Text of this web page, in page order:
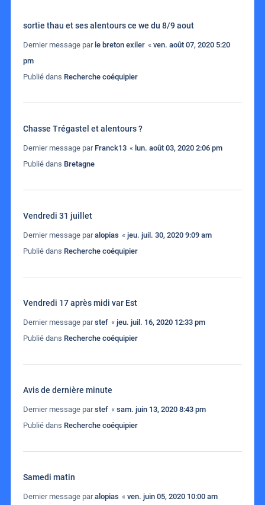
sortie thau et ses alentours ce we du 8/9 aout
Dernier message par le breton exiler « ven. août 07, 2020 5:20
pm
Publié dans Recherche coéquipier
Chasse Trégastel et alentours ?
Dernier message par Franck13 « lun. août 03, 2020 2:06 pm
Publié dans Bretagne
Vendredi 31 juillet
Dernier message paralopias « jeu. juil. 30, 2020 9:09 am
Publié dans Recherche coéquipier
Vendredi 17 après midi var Est
Dernier message parstef « jeu. juil. 16, 2020 12:33 pm
Publié dans Recherche coéquipier
Avis de dernière minute
Dernier message parstef « sam. juin 13, 2020 8:43 pm
Publié dans Recherche coéquipier
Samedi matin
Dernier message paralopias « ven. juin 05, 2020 10:00 am